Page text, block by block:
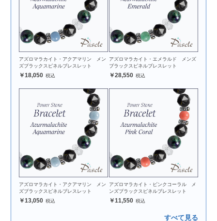
アズロマラカイト・アクアマリン メン
ズブラックスピネルブレスレット
18,050
アズロマラカイト・エメラルド メンズ
ブラックスピネルブレスレット
28,550
アズロマラカイト・アクアマリン メン
ズブラックスピネルブレスレット
13,050
アズロマラカイト・ピンクコーラル メ
ンズブラックスピネルブレスレット
11,550
すべて見る